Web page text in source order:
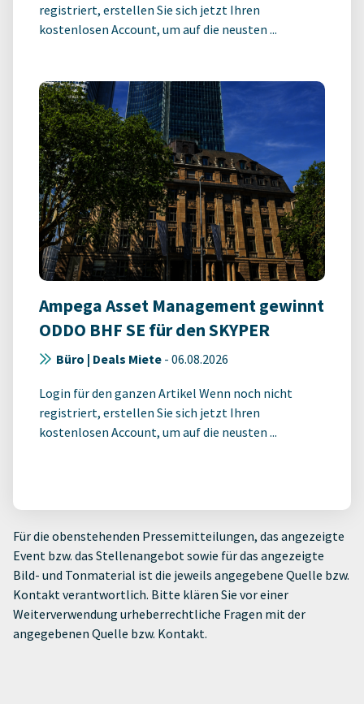
registriert, erstellen Sie sich jetzt Ihren
kostenlosen Account, um auf die neusten ...
Ampega Asset Management gewinnt
ODDO BHF SE für den SKYPER
Büro | Deals Miete - 06.08.2026
Login für den ganzen Artikel Wenn noch nicht
registriert, erstellen Sie sich jetzt Ihren
kostenlosen Account, um auf die neusten ...
Für die obenstehenden Pressemitteilungen, das angezeigte
Event bzw. das Stellenangebot sowie für das angezeigte
Bild- und Tonmaterial ist die jeweils angegebene Quelle bzw.
Kontakt verantwortlich. Bitte klären Sie vor einer
Weiterverwendung urheberrechtliche Fragen mit der
angegebenen Quelle bzw. Kontakt.